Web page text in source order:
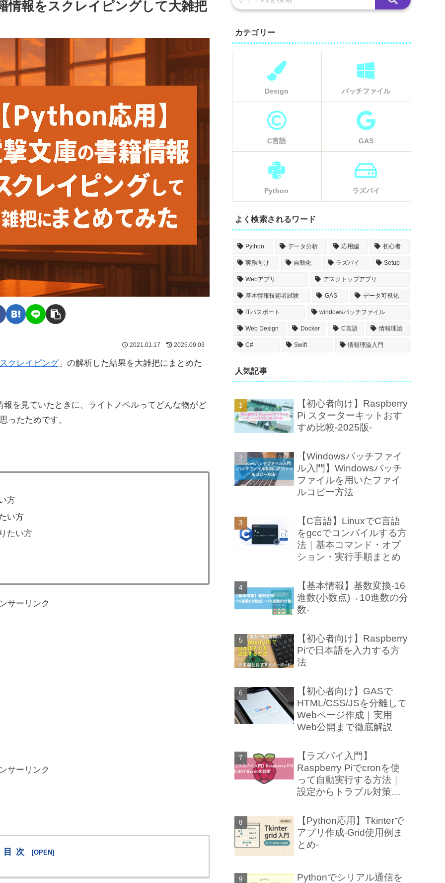
情報をスクレイピングして大雑把
2021.01.17 2025.09.03
クレイピング」の解析した結果を大雑把にまとめた
を見ていたときに、ライトノベルってどんな物がど
ったためです。
方
い方
たい方
サーリンク
サーリンク
目次
カテゴリー
Design バッチファイル
C言語 GAS
Python ラズパイ
よく検索されるワード
Python データ分析 応用編 初心者
実務向け 自動化 ラズパイ Setup
Webアプリ デスクトップアプリ
基本情報技術者試験 GAS データ可視化
ITパスポート windowsバッチファイル
Web Design Docker C言語 情報理論
C# Swift 情報理論入門
人気記事
【初心者向け】Raspberry
Pi スターターキットおす
すめ比較-2025版-
【Windowsバッチファイ
ル入門】Windowsバッチ
ファイルを用いたファイ
ルコピー方法
【C言語】LinuxでC言語
をgccでコンパイルする方
法｜基本コマンド・オプ
ション・実行手順まとめ
【基本情報】基数変換-16
進数(小数点)→10進数の分
数-
【初心者向け】Raspberry
Piで日本語を入力する方
法
【初心者向け】GASで
HTML/CSS/JSを分離して
Webページ作成｜実用
Web公開まで徹底解説
【ラズパイ入門】
Raspberry Piでcronを使
って自動実行する方法｜
設定からトラブル対策ま
【Python応用】Tkinterで
アプリ作成-Grid使用例ま
とめ-
Pythonでシリアル通信を